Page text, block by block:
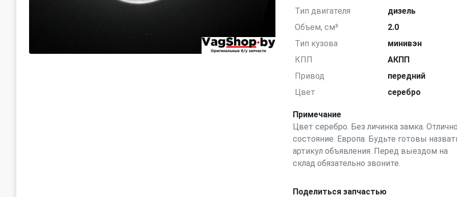
Тип двигателя
дизель
Объем, см³
2.0
Тип кузова
минивэн
КПП
АКПП
Привод
передний
Цвет
серебро
Примечание
Цвет серебро. Без личинка замка.
состояние. Европа. Будьте готовы
артикул объявления. Перед выездом на
склад обязательно звоните.
Поделиться запчастью